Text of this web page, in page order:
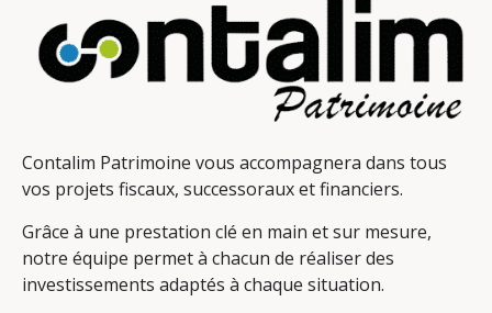
Contalim Patrimoine vous accompagnera dans tous
vos projets fiscaux, successoraux et financiers.
Grâce à une prestation clé en main et sur mesure,
notre équipe permet à chacun de réaliser des
investissements adaptés à chaque situation.